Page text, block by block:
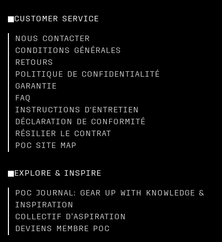
CUSTOMER SERVICE
NOUS CONTACTER
CONDITIONS GÉNÉRALES
RETOURS
POLITIQUE DE CONFIDENTIALITÉ
GARANTIE
FAQ
INSTRUCTIONS D'ENTRETIEN
DÉCLARATION DE CONFORMITÉ
RÉSILIER LE CONTRAT
POC SITE MAP
EXPLORE & INSPIRE
POC JOURNAL: GEAR UP WITH KNOWLEDGE &
INSPIRATION
COLLECTIF D’ASPIRATION
DEVIENS MEMBRE POC